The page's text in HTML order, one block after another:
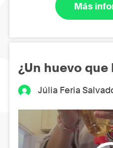
Más
¿Un huevo que
Júlia Feria